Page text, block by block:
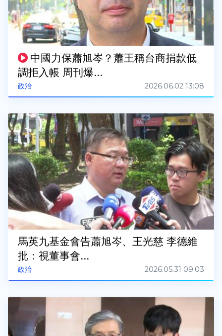
政治
中國力保蕭旭岑？蕭王稱台商捐款低
調拒入帳 周刊爆...
2026.06.02 13:08
政治
馬英九基金會告蕭旭岑、王光慈 李德維
批：視董事會...
2026.05.31 09:03